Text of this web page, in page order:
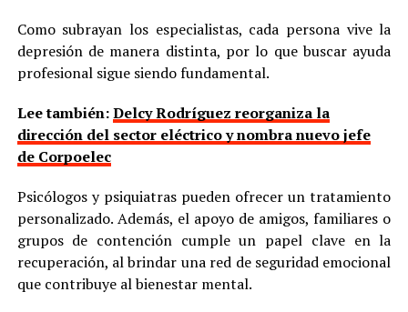
Como subrayan los especialistas, cada persona vive la
depresión de manera distinta, por lo que buscar ayuda
profesional sigue siendo fundamental.
Lee también:Delcy Rodríguez reorganiza la
dirección del sector eléctrico y nombra nuevo jefe
de Corpoelec
Psicólogos y psiquiatras pueden ofrecer un tratamiento
personalizado. Además, el apoyo de amigos, familiares o
grupos de contención cumple un papel clave en la
recuperación, al brindar una red de seguridad emocional
que contribuye al bienestar mental.